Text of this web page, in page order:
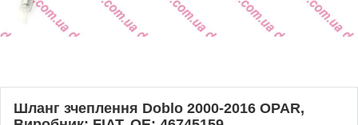
Шланг зчеплення Doblo 2000-2016 OPAR,